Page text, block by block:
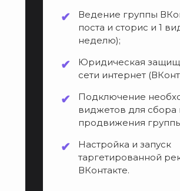
Ведение группы
поста и сторис и 1
неделю);
Юридическая
сети интернет
Подключение
виджетов для сбора
продвижения
Настройка и запуск
таргетированной
ВКонтакте.